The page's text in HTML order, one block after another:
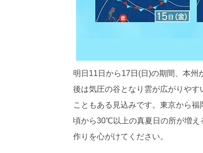
明日11日から17日(日)の期間、本
後は気圧の谷となり雲が広がりや
こともある見込みです。東京から
頃から30℃以上の真夏日の所が増え
作りを心がけてください。